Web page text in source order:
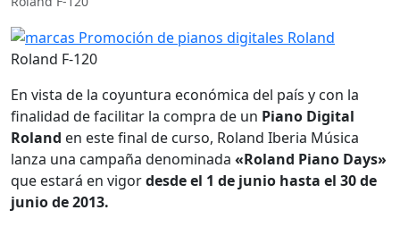
Roland F-120
En vista de la coyuntura económica del país y con la
finalidad de facilitar la compra de un Piano Digital
Roland en este final de curso, Roland Iberia Música
lanza una campaña denominada «Roland Piano Days»
que estará en vigordesde el 1 de junio hasta el 30 de
junio de 2013.